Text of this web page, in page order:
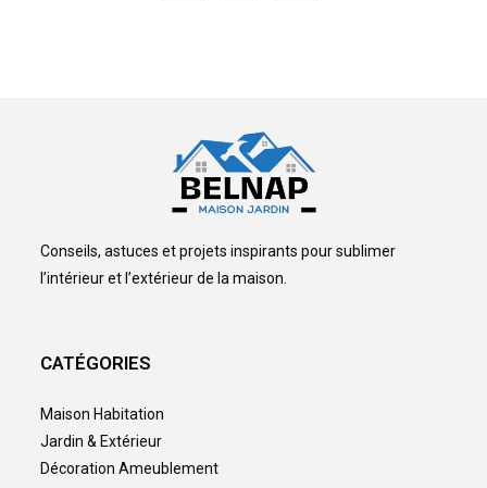
Conseils, astuces et projets inspirants pour sublimer
l’intérieur et l’extérieur de la maison.
CATÉGORIES
Maison Habitation
Jardin & Extérieur
Décoration Ameublement